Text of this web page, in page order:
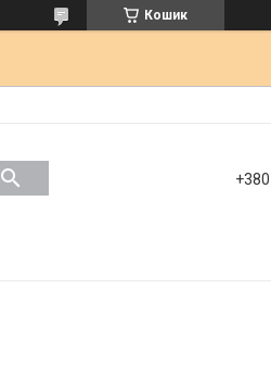
Кошик